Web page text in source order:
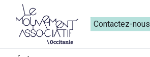
Contactez-nous​​